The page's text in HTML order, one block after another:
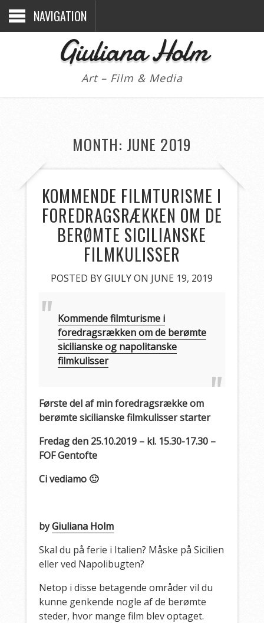
NAVIGATION
Giuliana Holm
Art – Film & Media
MONTH: JUNE 2019
KOMMENDE FILMTURISME I
FOREDRAGSRÆKKEN OM DE
BERØMTE SICILIANSKE
FILMKULISSER
POSTED BYGIULYON JUNE 19, 2019
Kommende filmturisme i
foredragsrækken om de berømte
sicilianske og napolitanske
filmkulisser
Første del af min foredragsrække om
berømte sicilianske filmkulisser starter
Fredag den 25.10.2019 – kl. 15.30-17.30 –
FOF Gentofte
Ci vediamo 🙂
byGiuliana Holm
Skal du på ferie i Italien? Måske på Sicilien
eller ved Napolibugten?
Netop i disse betagende områder vil du
kunne genkende nogle af de berømte
steder, hvor mange film blev optaget.